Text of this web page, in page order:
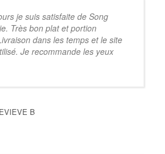
je suis satisfaite de Song
Très bon plat et portion
dans les temps et le site
Je recommande les yeux
B